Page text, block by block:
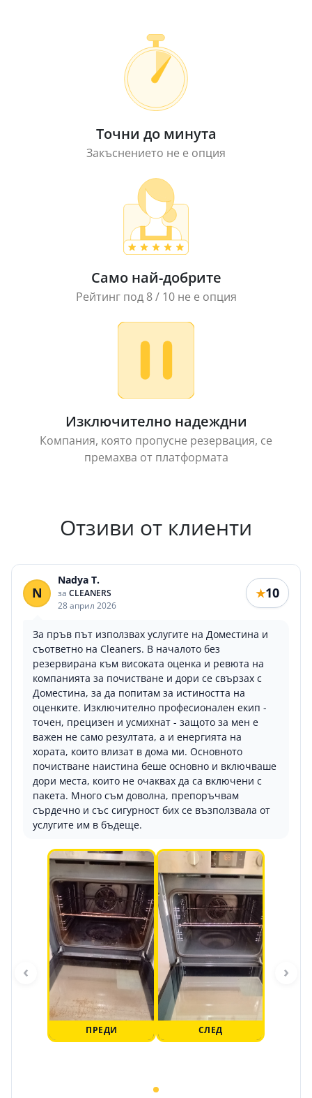
Точни до минута
Закъснението не е опция
Само най-добрите
Рейтинг под 8 / 10 не е опция
Изключително надеждни
Компания, която пропусне резервация, се
премахва от платформата
Отзиви от клиенти
N
Nadya T.
за CLEANERS
28 април 2026
★10
За пръв път използвах услугите на Доместина и
съответно на Cleaners. В началото без
резервирана към високата оценка и ревюта на
компанията за почистване и дори се свързах с
Доместина, за да попитам за истиността на
оценките. Изключително професионален екип -
точен, прецизен и усмихнат - защото за мен е
важен не само резултата, а и енергията на
хората, които влизат в дома ми. Основното
почистване наистина беше основно и включваше
дори места, които не очаквах да са включени с
пакета. Много съм доволна, препоръчвам
сърдечно и със сигурност бих се възползвала от
услугите им в бъдеще.
ПРЕДИ СЛЕД
‹ ›